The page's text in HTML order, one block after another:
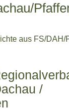
aus FS/DAH/
/